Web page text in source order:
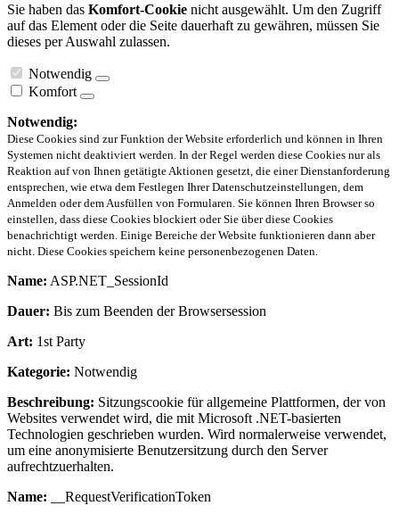
Sie haben das Komfort-Cookie nicht ausgewählt. Um den Zugriff
auf das Element oder die Seite dauerhaft zu gewähren, müssen Sie
dieses per Auswahl zulassen.
Notwendig
Komfort
Notwendig:
Diese Cookies sind zur Funktion der Website erforderlich und können in Ihren
Systemen nicht deaktiviert werden. In der Regel werden diese Cookies nur als
Reaktion auf von Ihnen getätigte Aktionen gesetzt, die einer Dienstanforderung
entsprechen, wie etwa dem Festlegen Ihrer Datenschutzeinstellungen, dem
Anmelden oder dem Ausfüllen von Formularen. Sie können Ihren Browser so
einstellen, dass diese Cookies blockiert oder Sie über diese Cookies
benachrichtigt werden. Einige Bereiche der Website funktionieren dann aber
nicht. Diese Cookies speichern keine personenbezogenen Daten.
Name: ASP.NET_SessionId
Dauer: Bis zum Beenden der Browsersession
Art: 1st Party
Kategorie: Notwendig
Beschreibung: Sitzungscookie für allgemeine Plattformen, der von
Websites verwendet wird, die mit Microsoft .NET-basierten
Technologien geschrieben wurden. Wird normalerweise verwendet,
um eine anonymisierte Benutzersitzung durch den Server
aufrechtzuerhalten.
Name: __RequestVerificationToken